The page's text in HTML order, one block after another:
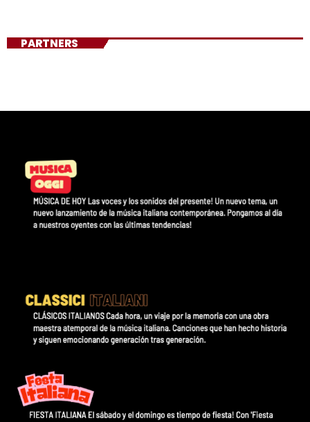
PARTNERS